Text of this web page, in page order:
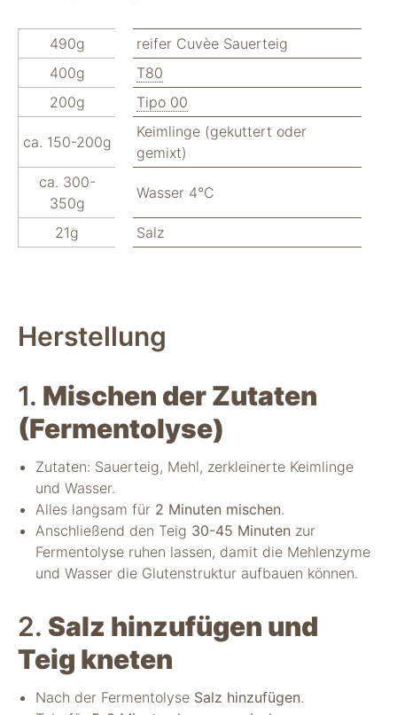
490g
reifer Cuvèe Sauerteig
400g
T80
200g
Tipo 00
ca. 150-200g
Keimlinge (gekuttert oder
gemixt)
ca. 300-
350g
Wasser 4°C
21g Salz
Herstellung
1. Mischen der Zutaten
(Fermentolyse)
Zutaten: Sauerteig, Mehl, zerkleinerte Keimlinge
und Wasser.
Alles langsam für 2 Minuten mischen.
Anschließend den Teig 30-45 Minuten zur
Fermentolyse ruhen lassen, damit die Mehlenzyme
und Wasser die Glutenstruktur aufbauen können.
2. Salz hinzufügen und
Teig kneten
Nach der Fermentolyse Salz hinzufügen.